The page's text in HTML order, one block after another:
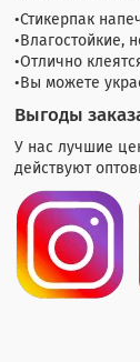
•Стикерпак
•Влагостойкие,
•Отлично
•Вы можете
Выгоды
У нас лучшие
действуют